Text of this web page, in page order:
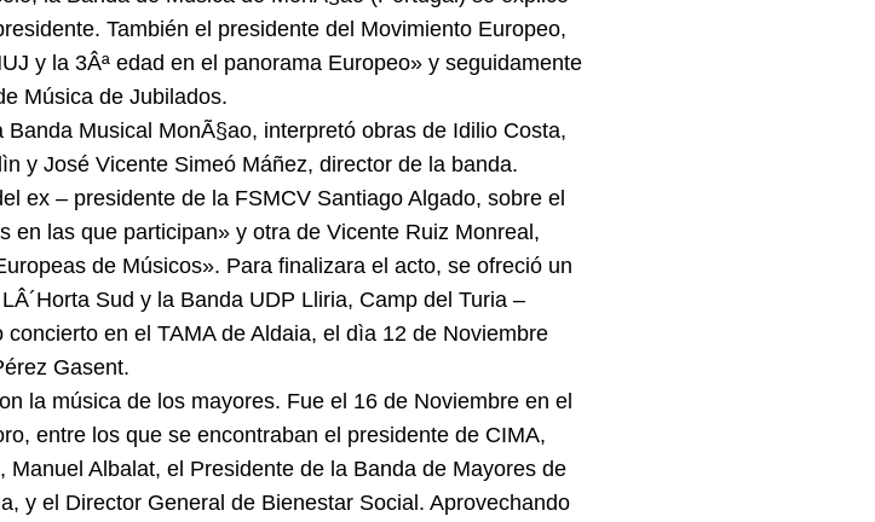
También el presidente del Movimiento Europeo,
y la 3Âª edad en el panorama Europeo» y seguidamente
Música de Jubilados.
Musical MonÃ§ao, interpretó obras de Idilio Costa,
y José Vicente Simeó Máñez, director de la banda.
ex – presidente de la FSMCV Santiago Algado, sobre el
en las que participan» y otra de Vicente Ruiz Monreal,
de Músicos». Para finalizara el acto, se ofreció un
Sud y la Banda UDP Lliria, Camp del Turia –
en el TAMA de Aldaia, el dìa 12 de Noviembre
Gasent.
la música de los mayores. Fue el 16 de Noviembre en el
entre los que se encontraban el presidente de CIMA,
Albalat, el Presidente de la Banda de Mayores de
y el Director General de Bienestar Social. Aprovechando